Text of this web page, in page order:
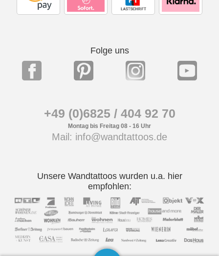
Folge uns
+49 (0)6825 / 404 92 70
Montag bis Freitag 08 - 16 Uhr
Mail: info@wandtattoos.de
Unsere Wandtattoos wurden u.a. hier
empfohlen: